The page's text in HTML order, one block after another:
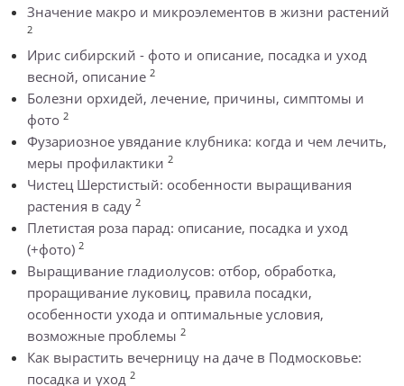
Значение макро и микроэлементов в жизни растений
2
Ирис сибирский - фото и описание, посадка и уход
весной, описание 2
Болезни орхидей, лечение, причины, симптомы и
фото 2
Фузариозное увядание клубника: когда и чем лечить,
меры профилактики 2
Чистец Шерстистый: особенности выращивания
растения в саду 2
Плетистая роза парад: описание, посадка и уход
(+фото) 2
Выращивание гладиолусов: отбор, обработка,
проращивание луковиц, правила посадки,
особенности ухода и оптимальные условия,
возможные проблемы 2
Как вырастить вечерницу на даче в Подмосковье:
посадка и уход 2